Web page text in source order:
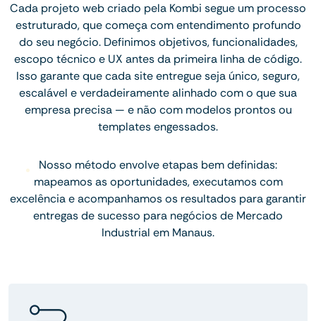
Cada projeto web criado pela Kombi segue um processo
estruturado, que começa com entendimento profundo
do seu negócio. Definimos objetivos, funcionalidades,
escopo técnico e UX antes da primeira linha de código.
Isso garante que cada site entregue seja único, seguro,
escalável e verdadeiramente alinhado com o que sua
empresa precisa — e não com modelos prontos ou
templates engessados.
Nosso método envolve etapas bem definidas:
mapeamos as oportunidades, executamos com
excelência e acompanhamos os resultados para garantir
entregas de sucesso para negócios de Mercado
Industrial em Manaus.